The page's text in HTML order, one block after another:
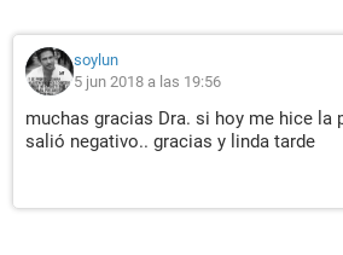
soylun
5 jun 2018 a las 19:56
muchas gracias Dra. si hoy me hice la
salió negativo.. gracias y linda tarde